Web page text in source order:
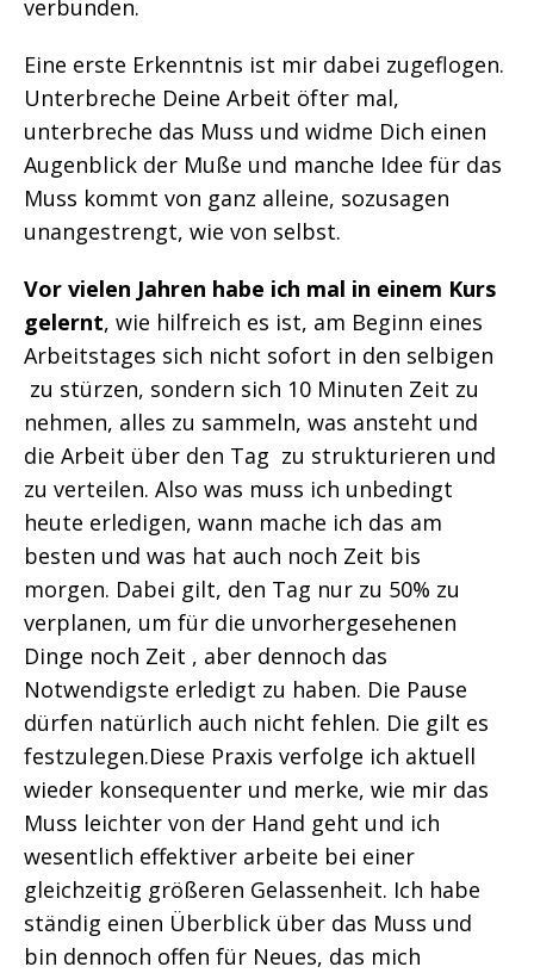
verbunden.
Eine erste Erkenntnis ist mir dabei zugeflogen.
Unterbreche Deine Arbeit öfter mal,
unterbreche das Muss und widme Dich einen
Augenblick der Muße und manche Idee für das
Muss kommt von ganz alleine, sozusagen
unangestrengt, wie von selbst.
Vor vielen Jahren habe ich mal in einem Kurs
gelernt, wie hilfreich es ist, am Beginn eines
Arbeitstages sich nicht sofort in den selbigen
zu stürzen, sondern sich 10 Minuten Zeit zu
nehmen, alles zu sammeln, was ansteht und
die Arbeit über den Tag zu strukturieren und
zu verteilen. Also was muss ich unbedingt
heute erledigen, wann mache ich das am
besten und was hat auch noch Zeit bis
morgen. Dabei gilt, den Tag nur zu 50% zu
verplanen, um für die unvorhergesehenen
Dinge noch Zeit , aber dennoch das
Notwendigste erledigt zu haben. Die Pause
dürfen natürlich auch nicht fehlen. Die gilt es
festzulegen.Diese Praxis verfolge ich aktuell
wieder konsequenter und merke, wie mir das
Muss leichter von der Hand geht und ich
wesentlich effektiver arbeite bei einer
gleichzeitig größeren Gelassenheit. Ich habe
ständig einen Überblick über das Muss und
bin dennoch offen für Neues, das mich